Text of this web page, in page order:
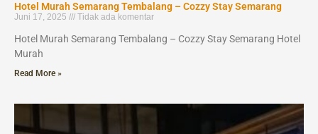
Hotel Murah Semarang Tembalang – Cozzy Stay Semarang
Juni 17, 2025 Tidak ada komentar
Hotel Murah Semarang Tembalang – Cozzy Stay Semarang Hotel
Murah
Read More »